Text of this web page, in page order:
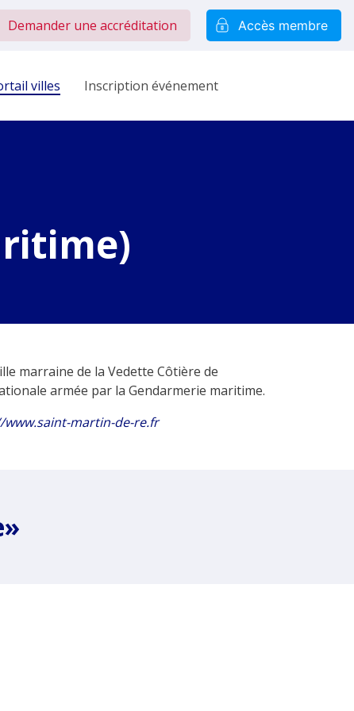
Demander une accréditation Accès membre
villes Inscription événement
marraine de la Vedette Côtière de
armée par la Gendarmerie maritime.
martin-de-re.fr